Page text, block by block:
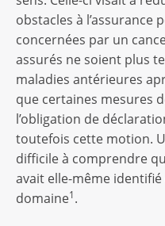
obstacles à l’assurance
concernées par un
assurés ne soient plus
maladies antérieures
que certaines mesures
l’obligation de
toutefois cette motion.
difficile à comprendre
avait elle-même
domaine1.